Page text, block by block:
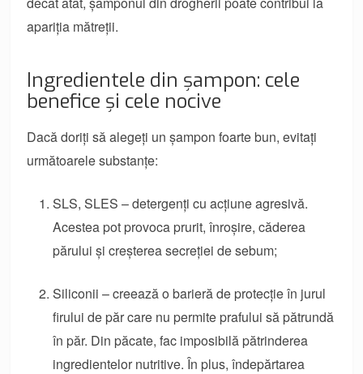
apariția mătreții.
Ingredientele din șampon: cele
benefice și cele nocive
Dacă doriți să alegeți un șampon foarte bun, evitați
următoarele substanțe:
SLS, SLES – detergenți cu acțiune agresivă.
Acestea pot provoca prurit, înroșire, căderea
părului și creșterea secreției de sebum;
Siliconii – creează o barieră de protecție în jurul
firului de păr care nu permite prafului să pătrundă
în păr. Din păcate, fac imposibilă pătrinderea
ingredientelor nutritive. În plus, îndepărtarea